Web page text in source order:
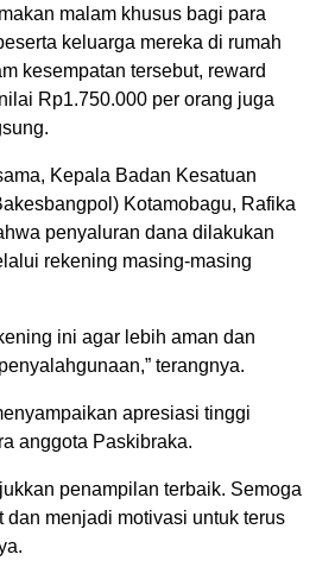
malam khusus bagi para
keluarga mereka di rumah
kesempatan tersebut, reward
Rp1.750.000 per orang juga
Kepala Badan Kesatuan
Kotamobagu, Rafika
penyaluran dana dilakukan
rekening masing-masing
ini agar lebih aman dan
terangnya.
apresiasi tinggi
anggota Paskibraka.
penampilan terbaik. Semoga
dan menjadi motivasi untuk terus